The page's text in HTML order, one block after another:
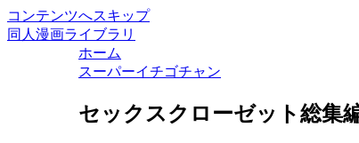
コンテンツへスキップ
同人漫画ライブラリ
ホーム
スーパーイチゴチャン
セックスクローゼット総集